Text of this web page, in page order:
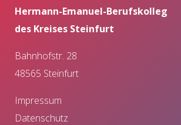
Hermann-Emanuel-Berufskolleg
des Kreises Steinfurt
Bahnhofstr. 28
48565 Steinfurt
Impressum
Datenschutz